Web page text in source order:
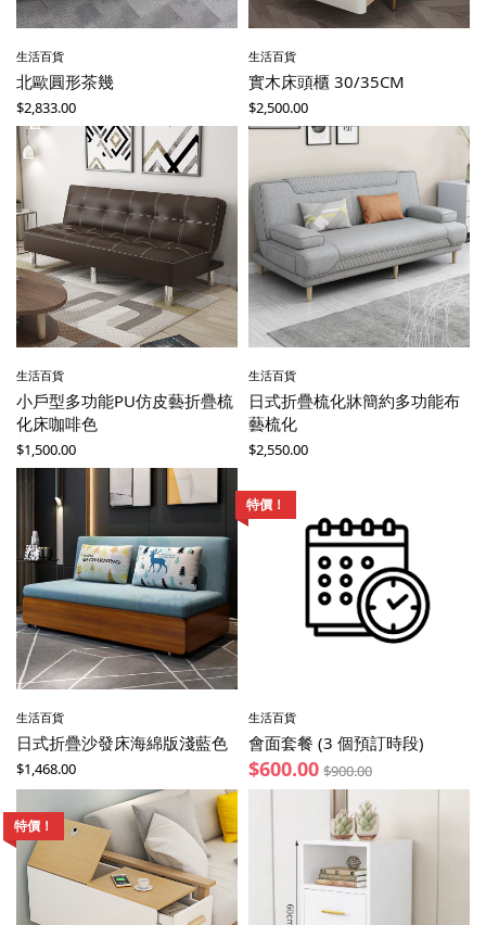
生活百貨
北歐圓形茶幾
$2,833.00
生活百貨
實木床頭櫃 30/35CM
$2,500.00
生活百貨
小戶型多功能PU仿皮藝折疊梳
化床咖啡色
$1,500.00
生活百貨
日式折疊梳化牀簡約多功能布
藝梳化
$2,550.00
生活百貨
日式折疊沙發床海綿版淺藍色
$1,468.00
特價！
生活百貨
會面套餐 (3 個預訂時段)
$600.00 $900.00
特價！